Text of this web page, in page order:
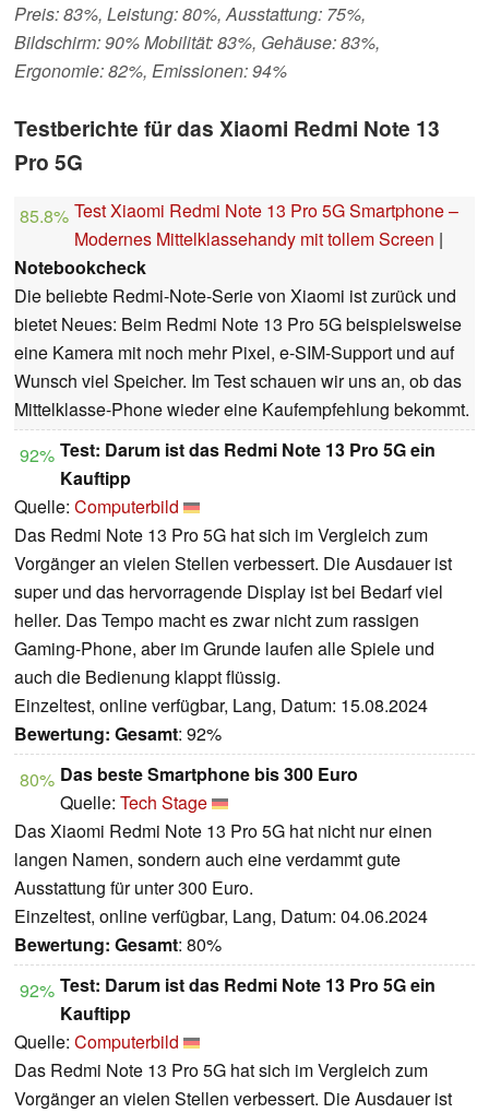
Preis: 83%, Leistung: 80%, Ausstattung: 75%,
Bildschirm: 90% Mobilität: 83%, Gehäuse: 83%,
Ergonomie: 82%, Emissionen: 94%
Testberichte für das Xiaomi Redmi Note 13
Pro 5G
85.8% Test Xiaomi Redmi Note 13 Pro 5G Smartphone –
Modernes Mittelklassehandy mit tollem Screen |
Notebookcheck
Die beliebte Redmi-Note-Serie von Xiaomi ist zurück und
bietet Neues: Beim Redmi Note 13 Pro 5G beispielsweise
eine Kamera mit noch mehr Pixel, e-SIM-Support und auf
Wunsch viel Speicher. Im Test schauen wir uns an, ob das
Mittelklasse-Phone wieder eine Kaufempfehlung bekommt.
92% Test: Darum ist das Redmi Note 13 Pro 5G ein
Kauftipp
Quelle: Computerbild
Das Redmi Note 13 Pro 5G hat sich im Vergleich zum
Vorgänger an vielen Stellen verbessert. Die Ausdauer ist
super und das hervorragende Display ist bei Bedarf viel
heller. Das Tempo macht es zwar nicht zum rassigen
Gaming-Phone, aber im Grunde laufen alle Spiele und
auch die Bedienung klappt flüssig.
Einzeltest, online verfügbar, Lang, Datum: 15.08.2024
Bewertung: Gesamt: 92%
80% Das beste Smartphone bis 300 Euro
Quelle: Tech Stage
Das Xiaomi Redmi Note 13 Pro 5G hat nicht nur einen
langen Namen, sondern auch eine verdammt gute
Ausstattung für unter 300 Euro.
Einzeltest, online verfügbar, Lang, Datum: 04.06.2024
Bewertung: Gesamt: 80%
92% Test: Darum ist das Redmi Note 13 Pro 5G ein
Kauftipp
Quelle: Computerbild
Das Redmi Note 13 Pro 5G hat sich im Vergleich zum
Vorgänger an vielen Stellen verbessert. Die Ausdauer ist